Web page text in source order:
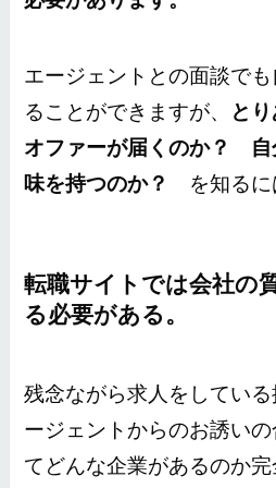
エージェントとの面談で
ることができますが、
と
オファーが届くのか？ 自
味を持つのか？
を知るに
転職サイトでは会社の
る必要がある。
残念ながら求人をしてい
ージェントからのお誘い
てどんな企業があるのか